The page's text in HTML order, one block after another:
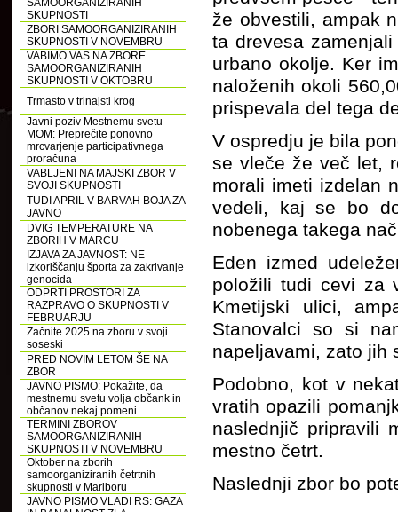
SAMOORGANIZIRANIH
SKUPNOSTI
ZBORI SAMOORGANIZIRANIH
SKUPNOSTI V NOVEMBRU
VABIMO VAS NA ZBORE
SAMOORGANIZIRANIH
SKUPNOSTI V OKTOBRU
Trmasto v trinajsti krog
Javni poziv Mestnemu svetu
MOM: Preprečite ponovno
mrcvarjenje participativnega
proračuna
VABLJENI NA MAJSKI ZBOR V
SVOJI SKUPNOSTI
TUDI APRIL V BARVAH BOJA ZA
JAVNO
DVIG TEMPERATURE NA
ZBORIH V MARCU
IZJAVA ZA JAVNOST: NE
izkoriščanju športa za zakrivanje
genocida
ODPRTI PROSTORI ZA
RAZPRAVO O SKUPNOSTI V
FEBRUARJU
Začnite 2025 na zboru v svoji
soseski
PRED NOVIM LETOM ŠE NA
ZBOR
JAVNO PISMO: Pokažite, da
mestnemu svetu volja občank in
občanov nekaj pomeni
TERMINI ZBOROV
SAMOORGANIZIRANIH
SKUPNOSTI V NOVEMBRU
Oktober na zborih
samoorganiziranih četrtnih
skupnosti v Mariboru
JAVNO PISMO VLADI RS: GAZA
že obvestili, ampak
ta drevesa
urbano okolje. Ker
naloženih okoli
prispevala del tega
V ospredju je bila
se vleče že več let,
morali imeti izdelan
vedeli, kaj se bo
nobenega takega
Eden izmed
položili tudi cevi za
Kmetijski ulici,
Stanovalci so si
napeljavami, zato jih
Podobno, kot v
vratih opazili
naslednjič pripravili
mestno četrt.
Naslednji zbor bo